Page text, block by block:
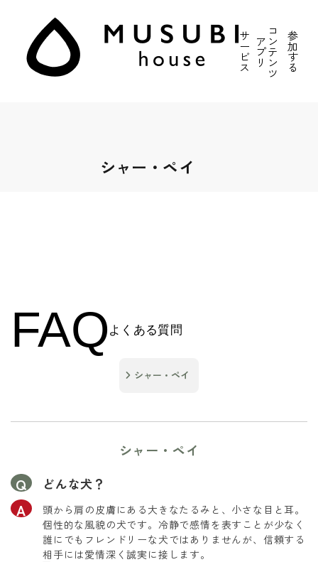
サ
ー
ビ
ス
ア
プ
リ
コ
ン
テ
ン
ツ
参
加
す
る
シャー・ペイ
FAQ よくある質問
シャー・ペイ
シャー・ペイ
どんな犬？
頭から肩の皮膚にある大きなたるみと、小さな目と耳。
個性的な風貌の犬です。冷静で感情を表すことが少なく
誰にでもフレンドリーな犬ではありませんが、信頼する
相手には愛情深く誠実に接します。